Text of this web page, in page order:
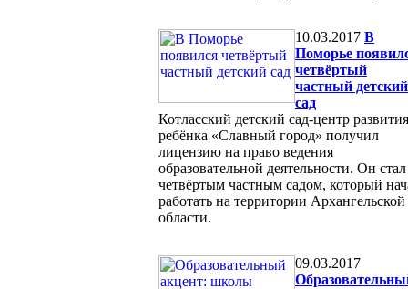
10.03.2017 В
Поморье
четвёртый
частный детский
сад
Котласский детский сад-центр развития
ребёнка «Славный город» получил
лицензию на право ведения
образовательной деятельности. Он стал
четвёртым частным садом, который
работать на территории Архангельской
области.
09.03.2017